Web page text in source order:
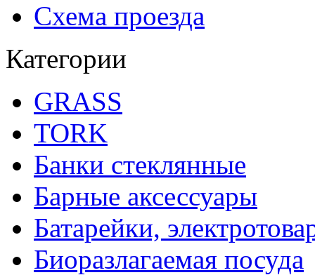
Схема проезда
Категории
GRASS
TORK
Банки стеклянные
Барные аксессуары
Батарейки,
Биоразлагаемая посуда